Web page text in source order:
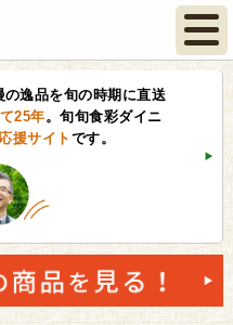
逸品を旬の時期に直送
25年。旬旬食彩ダイニ
援サイト です。